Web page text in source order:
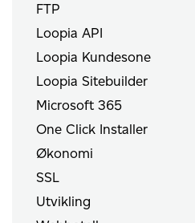
FTP
Loopia API
Loopia Kundesone
Loopia Sitebuilder
Microsoft 365
One Click Installer
Økonomi
SSL
Utvikling